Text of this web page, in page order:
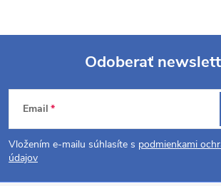
Z
á
p
Odoberať
Email
Vložením e-mailu súhlasíte s podmienkami
údajov